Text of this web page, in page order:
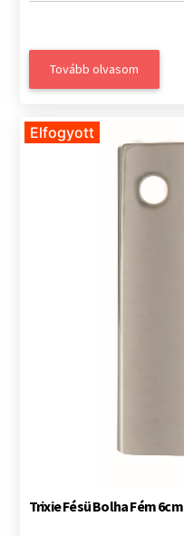
Tovább olvasom
Elfogyott
Trixie Fésü Bolha Fém 6cm